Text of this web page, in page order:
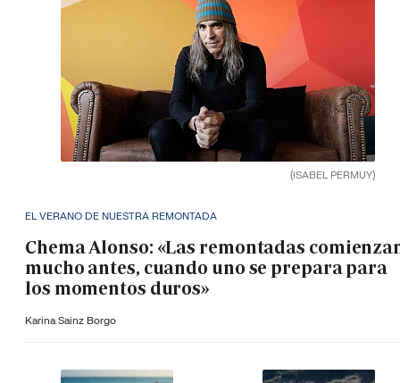
(ISABEL PERMUY)
EL VERANO DE NUESTRA REMONTADA
Chema Alonso: «Las remontadas
mucho antes, cuando uno se prepara para
los momentos duros»
Karina Sainz Borgo